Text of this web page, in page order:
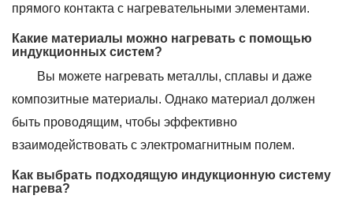
прямого контакта с нагревательными элементами.
Какие материалы можно нагревать с помощью
индукционных систем?
Вы можете нагревать металлы, сплавы и даже
композитные материалы. Однако материал должен
быть проводящим, чтобы эффективно
взаимодействовать с электромагнитным полем.
Как выбрать подходящую индукционную систему
нагрева?